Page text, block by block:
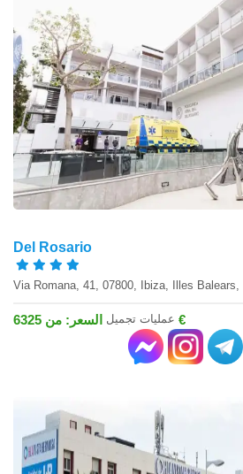
Del Rosario
عمليات تجميل السعر: من 6325 €